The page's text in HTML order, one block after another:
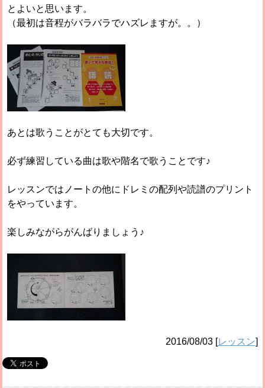
とよいと思います。
（最初は音程がバラバラでハズレますが。。）
あとは歌うことがとても大切です。
必ず練習している曲は歌や階名で歌うことです♪
レッスンではノートの他にドレミの配列や読譜のプリント
をやっています。
楽しみながらがんばりましょう♪
2016/08/03[レッスン]